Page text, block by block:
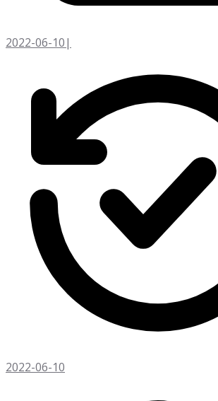
2022-06-10|
2022-06-10